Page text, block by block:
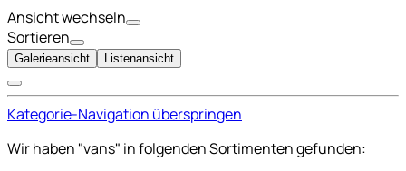
Ansicht wechseln
Sortieren
Galerieansicht Listenansicht
Kategorie-Navigation überspringen
Wir haben "vans" in folgenden Sortimenten gefunden: